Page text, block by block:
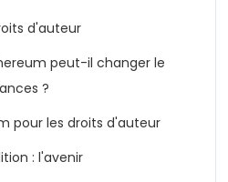
d'auteur
peut-il changer le
?
pour les droits d'auteur
: l'avenir